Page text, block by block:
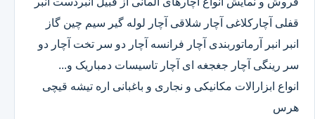
قفلی آچارکلاغی آچار شلاقی آچار لوله گیر سیم چین گاز
انبر انبر آرماتوربندی آچار فرانسه آچار دو سر تخت آچار دو
سر رینگی آچار جغجغه ای آچار تاسیسات دمباریک و...
انواع ابزارالات مکانیکی و نجاری و باغبانی اره تیشه قیچی
هرس